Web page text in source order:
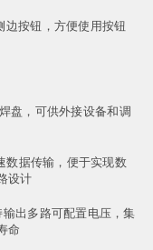
边按钮，方便使用按钮
盘，可供外接设备和调
数据传输，便于实现数
设计
出多路可配置电压，集
命